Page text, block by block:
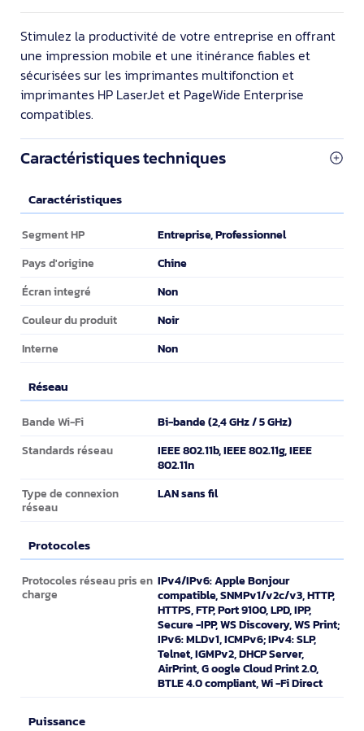
Stimulez la productivité de votre entreprise en offrant
une impression mobile et une itinérance fiables et
sécurisées sur les imprimantes multifonction et
imprimantes HP LaserJet et PageWide Enterprise
compatibles.
Caractéristiques techniques
Caractéristiques
Caractéristiques
Segment HP Entreprise, Professionnel
Pays d'origine Chine
Écran integré Non
Couleur du produit Noir
Interne Non
Réseau
Réseau
Bande Wi-Fi Bi-bande (2,4 GHz / 5 GHz)
Standards réseau
IEEE 802.11b, IEEE 802.11g, IEEE
802.11n
Type de connexion
réseau
LAN sans fil
Protocoles
Protocoles
Protocoles réseau pris en
charge
IPv4/IPv6: Apple Bonjour
compatible, SNMPv1/v2c/v3, HTTP,
HTTPS, FTP, Port 9100, LPD, IPP,
Secure -IPP, WS Discovery, WS Print;
IPv6: MLDv1, ICMPv6; IPv4: SLP,
Telnet, IGMPv2, DHCP Server,
AirPrint, G oogle Cloud Print 2.0,
BTLE 4.0 compliant, Wi -Fi Direct
Puissance